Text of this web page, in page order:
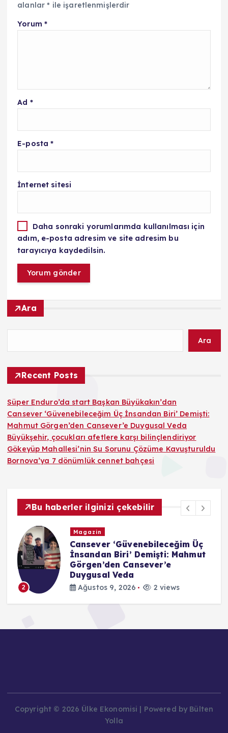
alanlar* ile işaretlenmişlerdir
Yorum *
Ad *
E-posta*
İnternet sitesi
Daha sonraki yorumlarımda kullanılması için
adım, e-posta adresim ve site adresim bu
tarayıcıya kaydedilsin.
Ara
Ara
Recent Posts
Süper Enduro’da start Başkan Büyükakın’dan
Cansever ‘Güvenebileceğim Üç İnsandan Biri’ Demişti:
Mahmut Görgen’den Cansever’e Duygusal Veda
Büyükşehir, çocukları afetlere karşı bilinçlendiriyor
Gökeyüp Mahallesi’nin Su Sorunu Çözüme Kavuşturuldu
Bornova’ya 7 dönümlük cennet bahçesi
Bu haberler ilginizi çekebilir
2
Magazin
Cansever ‘Güvenebileceğim Üç
İnsandan Biri’ Demişti: Mahmut
Görgen’den Cansever’e
Duygusal Veda
Ağustos 9, 2026 2 views
Copyright © 2026 Ülke Ekonomisi | Powered by Bülten
Yolla